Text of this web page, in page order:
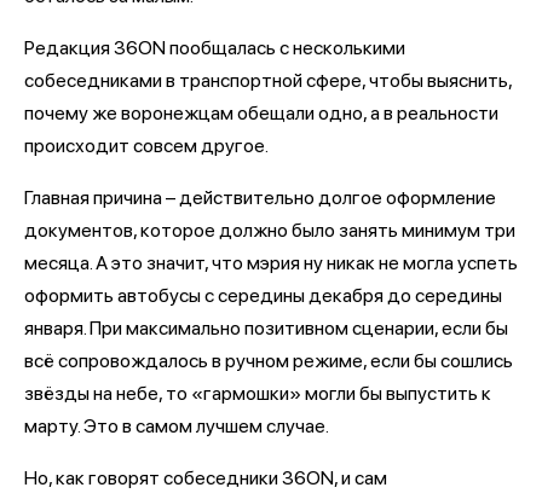
Редакция 36ON пообщалась с несколькими
собеседниками в транспортной сфере, чтобы выяснить,
почему же воронежцам обещали одно, а в реальности
происходит совсем другое.
Главная причина – действительно долгое оформление
документов, которое должно было занять минимум три
месяца. А это значит, что мэрия ну никак не могла успеть
оформить автобусы с середины декабря до середины
января. При максимально позитивном сценарии, если бы
всё сопровождалось в ручном режиме, если бы сошлись
звёзды на небе, то «гармошки» могли бы выпустить к
марту. Это в самом лучшем случае.
Но, как говорят собеседники 36ON, и сам